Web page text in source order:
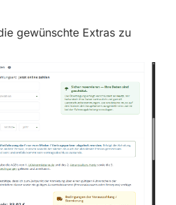
gewünschte Extras zu